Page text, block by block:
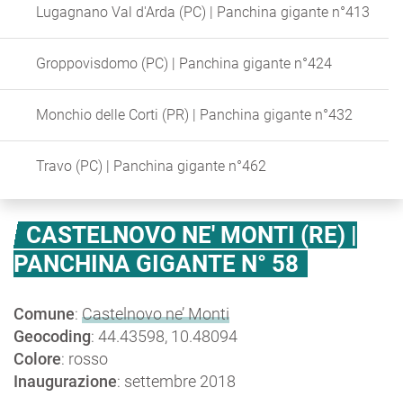
Lugagnano Val d'Arda (PC) | Panchina gigante n°413
Groppovisdomo (PC) | Panchina gigante n°424
Monchio delle Corti (PR) | Panchina gigante n°432
Travo (PC) | Panchina gigante n°462
CASTELNOVO NE' MONTI (RE) |
PANCHINA GIGANTE N° 58
Comune: Castelnovo ne’ Monti
Geocoding: 44.43598, 10.48094
Colore: rosso
Inaugurazione: settembre 2018